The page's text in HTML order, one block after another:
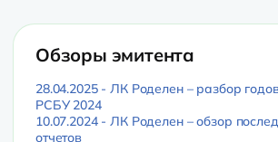
Обзоры эмитента
28.04.2025 - ЛК Роделен – разбор
РСБУ 2024
10.07.2024 - ЛК Роделен – обзор
отчетов